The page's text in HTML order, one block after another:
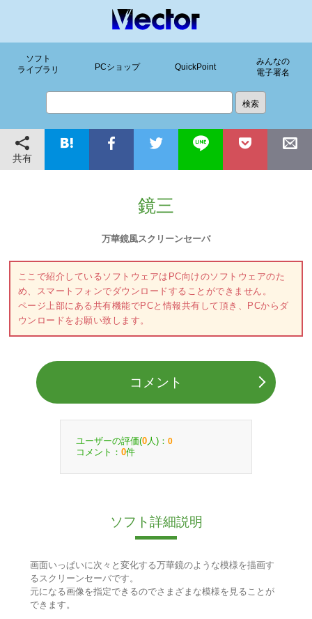
ソフト
ライブラリ
PCショップ QuickPoint
みんなの
電子署名
共有
鏡三
万華鏡風スクリーンセーバ
ここで紹介しているソフトウェアはPC向けのソフトウェアのた
め、スマートフォンでダウンロードすることができません。
ページ上部にある共有機能でPCと情報共有して頂き、PCからダ
ウンロードをお願い致します。
コメント
ユーザーの評価(0 人)： 0
コメント： 0件
ソフト詳細説明
画面いっぱいに次々と変化する万華鏡のような模様を描画す
るスクリーンセーバです。
元になる画像を指定できるのでさまざまな模様を見ることが
できます。